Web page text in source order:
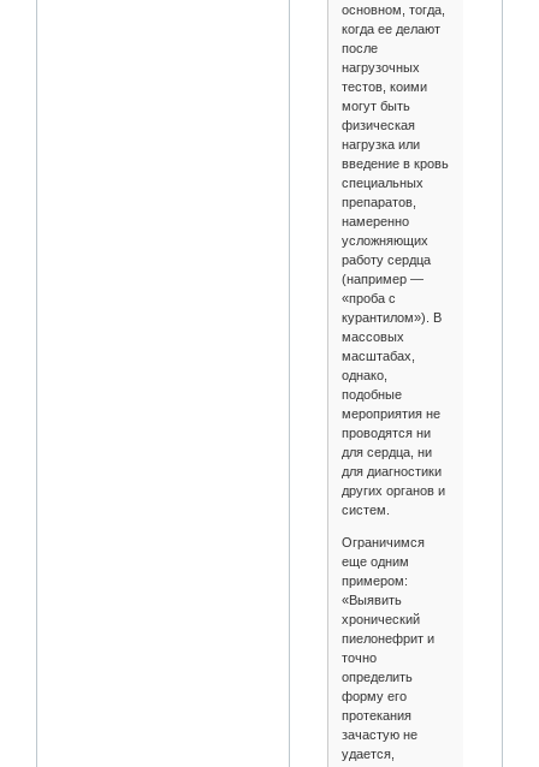
основном, тогда,
когда ее делают
после
нагрузочных
тестов, коими
могут быть
физическая
нагрузка или
введение в кровь
специальных
препаратов,
намеренно
усложняющих
работу сердца
(например —
«проба с
курантилом»). В
массовых
масштабах,
однако,
подобные
мероприятия не
проводятся ни
для сердца, ни
для диагностики
других органов и
систем.
Ограничимся
еще одним
примером:
«Выявить
хронический
пиелонефрит и
точно
определить
форму его
протекания
зачастую не
удается,